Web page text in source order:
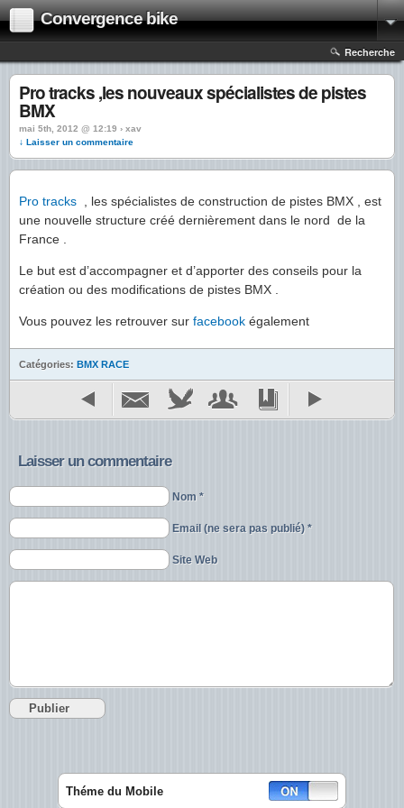
Convergence bike
Recherche
Pro tracks ,les nouveaux spécialistes de pistes
BMX
mai 5th, 2012 @ 12:19 › xav
↓ Laisser un commentaire
Pro tracks
, les spécialistes de construction de pistes BMX , est
une nouvelle structure créé dernièrement dans le nord de la
France .
Le but est d’accompagner et d’apporter des conseils pour la
création ou des modifications de pistes BMX .
Vous pouvez les retrouver sur facebook également
Catégories: BMX RACE
Laisser un commentaire
Nom *
Email (ne sera pas publié) *
Site Web
Théme du Mobile